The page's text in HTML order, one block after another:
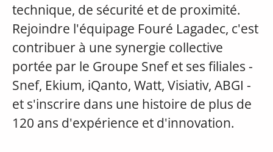
technique, de sécurité et de proximité.
Rejoindre l'équipage Fouré Lagadec, c'est
contribuer à une synergie collective
portée par le Groupe Snef et ses filiales -
Snef, Ekium, iQanto, Watt, Visiativ, ABGI -
et s'inscrire dans une histoire de plus de
120 ans d'expérience et d'innovation.